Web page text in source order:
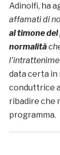
Adinolfi, ha
affamati di
al timone del
normalità
data certa in
conduttrice a
ribadire che
programma.